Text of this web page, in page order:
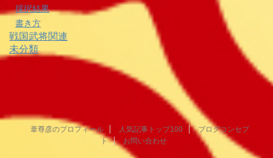
採択結果
書き方
戦国武将関連
未分類
葦尊彦のプロフィール 人気記事トップ100
ブログコンセプ
ト
お問い合わせ